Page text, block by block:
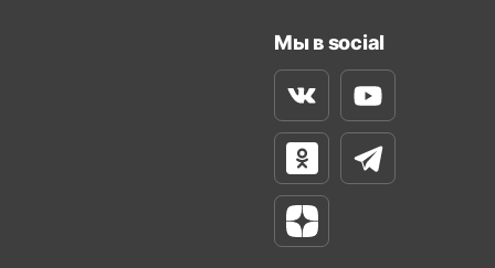
Мы в social
ВконтактеYoutube
Одноклассники
Телеграм
Яндекс Дзен